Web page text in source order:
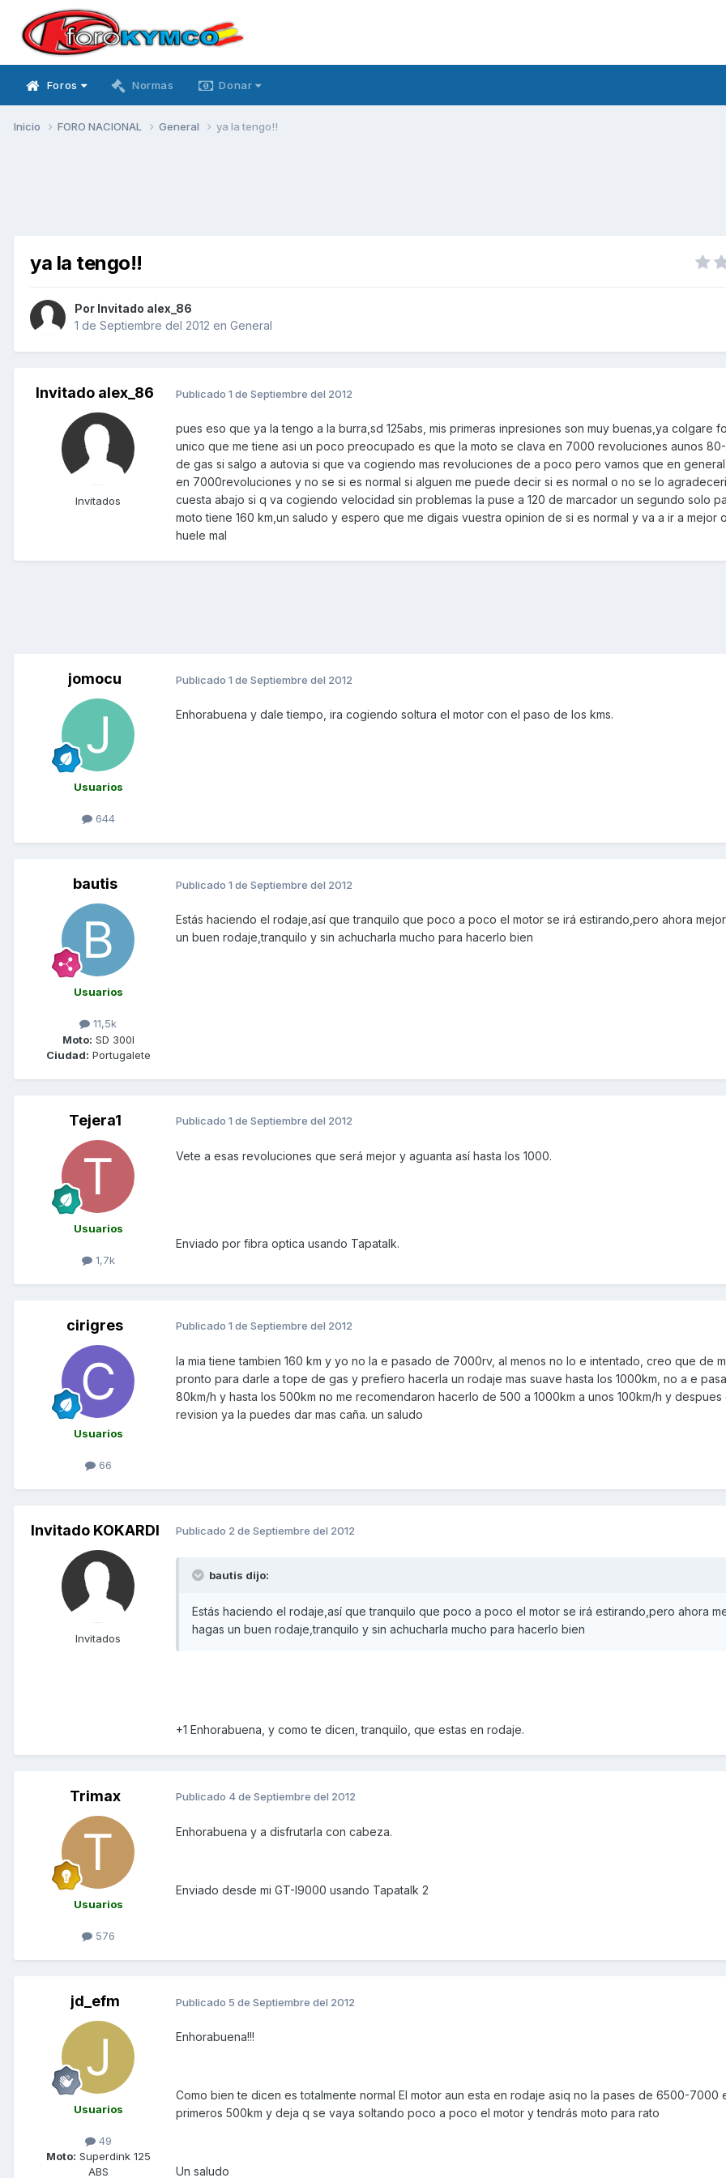
Foros Normas Donar
Inicio FORO NACIONAL General ya la tengo!!
ya la tengo!!
Por Invitado alex_86
1 de Septiembre del 2012 en General
Invitado alex_86
Invitados
Publicado 1 de Septiembre del 2012
pues eso que ya la tengo a la burra,sd 125abs, mis primeras inpresiones son muy buenas,ya colgare
unico que me tiene asi un poco preocupado es que la moto se clava en 7000 revoluciones aunos
de gas si salgo a autovia si que va cogiendo mas revoluciones de a poco pero vamos que en
en 7000revoluciones y no se si es normal si alguen me puede decir si es normal o no se lo
cuesta abajo si q va cogiendo velocidad sin problemas la puse a 120 de marcador un segundo solo
moto tiene 160 km,un saludo y espero que me digais vuestra opinion de si es normal y va a ir a mejor
huele mal
jomocu
Usuarios
644
Publicado 1 de Septiembre del 2012
Enhorabuena y dale tiempo, ira cogiendo soltura el motor con el paso de los kms.
bautis
Usuarios
11,5k
Moto: SD 300I
Ciudad: Portugalete
Publicado 1 de Septiembre del 2012
Estás haciendo el rodaje,así que tranquilo que poco a poco el motor se irá estirando,pero ahora
un buen rodaje,tranquilo y sin achucharla mucho para hacerlo bien
Tejera1
Usuarios
1,7k
Publicado 1 de Septiembre del 2012
Vete a esas revoluciones que será mejor y aguanta así hasta los 1000.
Enviado por fibra optica usando Tapatalk.
cirigres
Usuarios
66
Publicado 1 de Septiembre del 2012
la mia tiene tambien 160 km y yo no la e pasado de 7000rv, al menos no lo e intentado, creo que de
pronto para darle a tope de gas y prefiero hacerla un rodaje mas suave hasta los 1000km, no a e
80km/h y hasta los 500km no me recomendaron hacerlo de 500 a 1000km a unos 100km/h y despues
revision ya la puedes dar mas caña. un saludo
Invitado KOKARDI
Invitados
Publicado 2 de Septiembre del 2012
bautis dijo:
Estás haciendo el rodaje,así que tranquilo que poco a poco el motor se irá estirando,pero ahora
hagas un buen rodaje,tranquilo y sin achucharla mucho para hacerlo bien
+1 Enhorabuena, y como te dicen, tranquilo, que estas en rodaje.
Trimax
Usuarios
576
Publicado 4 de Septiembre del 2012
Enhorabuena y a disfrutarla con cabeza.
Enviado desde mi GT-I9000 usando Tapatalk 2
jd_efm
Usuarios
49
Moto: Superdink 125
ABS
Publicado 5 de Septiembre del 2012
Enhorabuena!!!
Como bien te dicen es totalmente normal El motor aun esta en rodaje asiq no la pases de 6500-7000
primeros 500km y deja q se vaya soltando poco a poco el motor y tendrás moto para rato
Un saludo